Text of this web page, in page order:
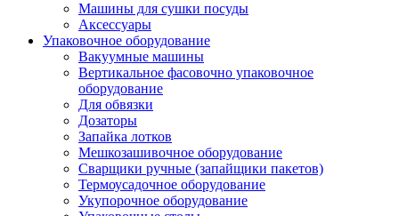
Машины для сушки посуды
Аксессуары
Упаковочное оборудование
Вакуумные машины
Вертикальное фасовочно упаковочное
оборудование
Для обвязки
Дозаторы
Запайка лотков
Мешкозашивочное оборудование
Сварщики ручные (запайщики пакетов)
Термоусадочное оборудование
Укупорочное оборудование